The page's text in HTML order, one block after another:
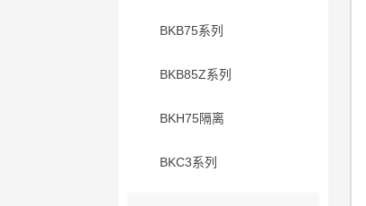
BKB75系列
BKB85Z系列
BKH75隔离
BKC3系列